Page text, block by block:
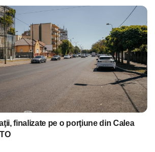
finalizate pe o porţiune din Calea